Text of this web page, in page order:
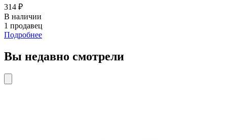
314 ₽
В наличии
1 продавец
Подробнее
Вы недавно смотрели